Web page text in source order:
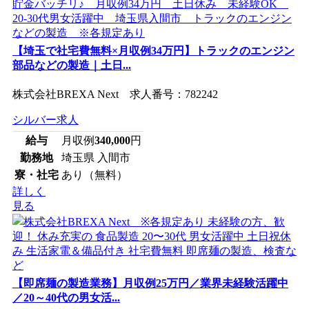
【埼玉で社宅費無料×月収例34万円】トラックのエンジン
部品などの製造｜土日...
株式会社BREXA Next 求人番号：782242
シルバー求人
給与
月収例340,000円
勤務地
埼玉県 入間市
寮・社宅 あり（無料）
詳しく
見る
【即席麺の製造業務】月収例25万円／業界未経験活躍中
／20～40代の男女活...